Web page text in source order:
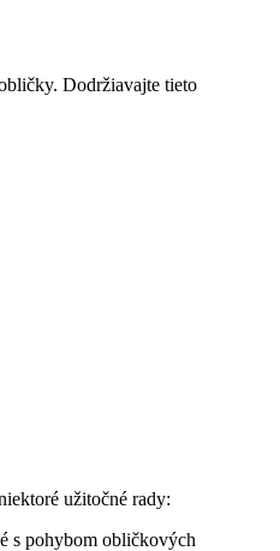
Dodržiavajte tieto
užitočné rady:
s pohybom obličkových